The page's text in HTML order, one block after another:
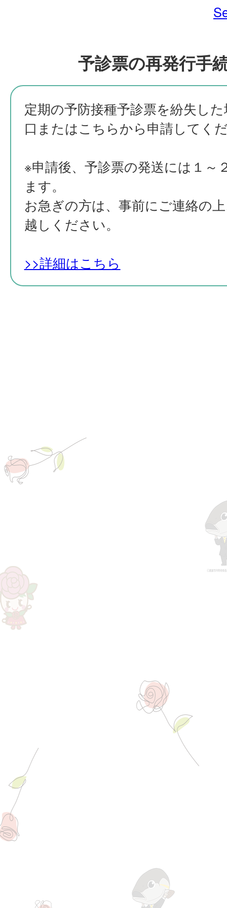
予診票の再発行手
定期の予防接種予診票を紛失し
口またはこちらから申請してく
※申請後、予診票の発送には１～
ます。
お急ぎの方は、事前にご連絡の
越しください。
>>詳細はこちら